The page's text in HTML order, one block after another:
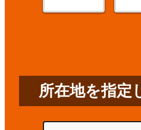
所在地を指定